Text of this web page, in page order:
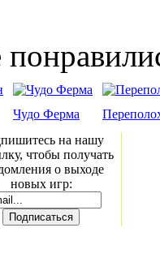
Чудо Ферма
на нашу
чтобы получать
о выходе
новых игр: